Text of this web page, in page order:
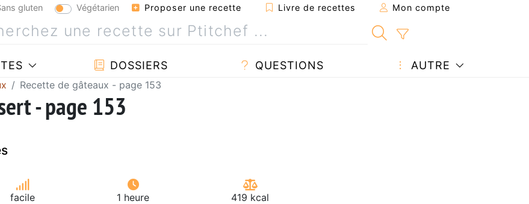
gluten Végétarien Proposer une recette Livre de recettes Mon compte
DOSSIERS QUESTIONS AUTRE
Recette de gâteaux - page 153
- page 153
facile 1 heure 419 kcal